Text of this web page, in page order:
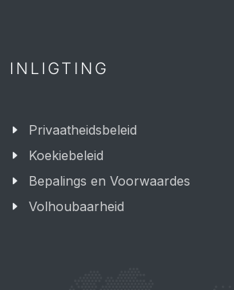
INLIGTING
Privaatheidsbeleid
Koekiebeleid
Bepalings en Voorwaardes
Volhoubaarheid